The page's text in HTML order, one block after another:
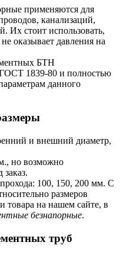
применяются для
канализаций,
Их стоит использовать,
оказывает давления на
БТН
ГОСТ 1839-80 и полностью
данного
и внешний диаметр,
но возможно
100, 150, 200 мм. С
размеров
товара на нашем сайте, в
безнапорные.
труб